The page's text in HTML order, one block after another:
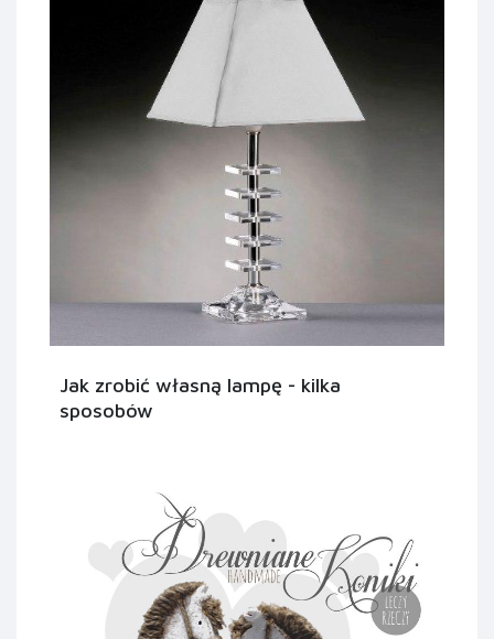
Jak zrobić własną lampę - kilka
sposobów